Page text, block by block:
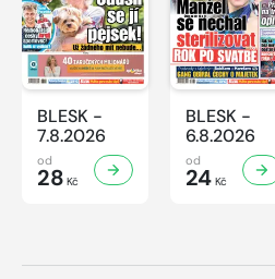
BLESK -
7.8.2026
od
28 Kč
BLESK -
6.8.2026
od
24Kč